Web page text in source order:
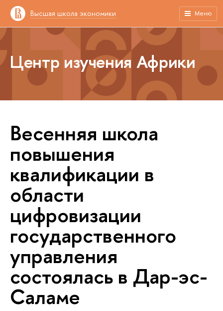
Высшая школа экономики Меню
Центр изучения Африки
Весенняя школа
повышения
квалификации в
области
цифровизации
государственного
управления
состоялась в Дар-эс-
Саламе